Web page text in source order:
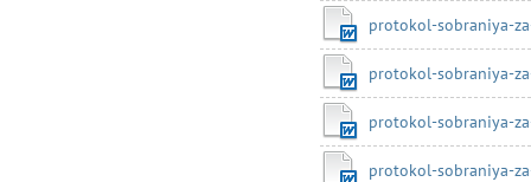
protokol-sobraniya-
protokol-sobraniya-
protokol-sobraniya-
protokol-sobraniya-